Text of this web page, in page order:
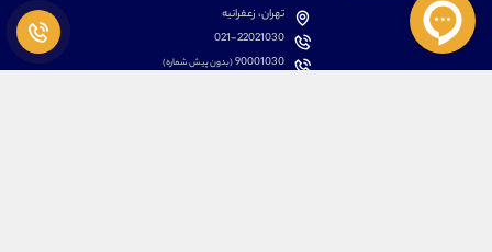
تهران، زعفرانیه
021-22021030
90001030(بدون پیش شماره)